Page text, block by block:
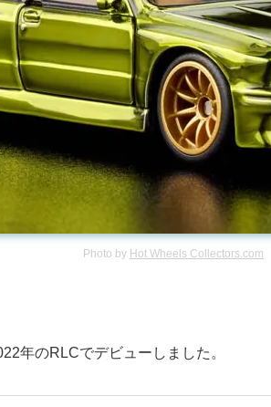
Photo by Hot Wheels Collectors.com
年のRLCでデビューしました。